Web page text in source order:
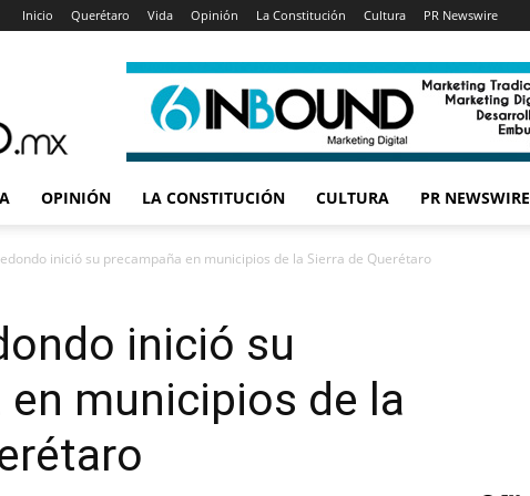
Inicio Querétaro Vida Opinión La Constitución Cultura PR Newswire
OPINIÓN LA CONSTITUCIÓN CULTURA PR NEWSWIRE
inició su precampaña en municipios de la Sierra de Querétaro
inició su
en municipios de la